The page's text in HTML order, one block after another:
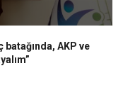
batağında, AKP ve